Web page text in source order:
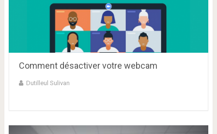
Comment désactiver votre webcam
Dutilleul Sulivan